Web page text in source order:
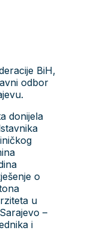
BiH,
odbor
donijela
o
u
–
i